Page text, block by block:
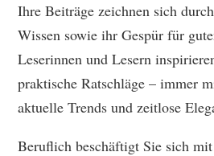
Ihre Beiträge zeichnen sich
Wissen sowie ihr Gespür für
Leserinnen und Lesern
praktische Ratschläge – immer
aktuelle Trends und zeitlose
Beruflich beschäftigt Sie sich